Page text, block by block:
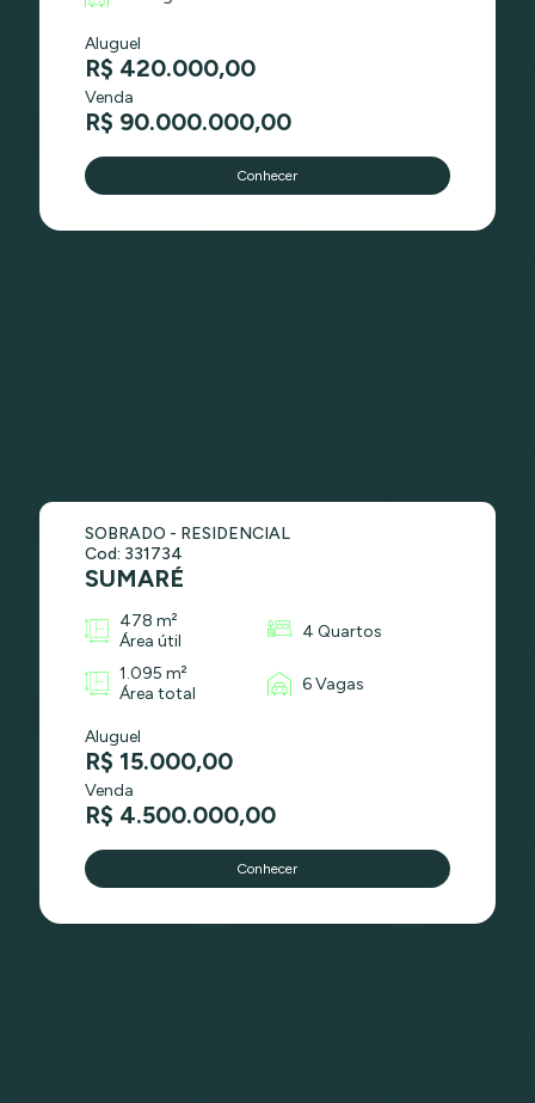
Aluguel
R$ 420.000,00
Venda
R$ 90.000.000,00
Conhecer
SOBRADO - RESIDENCIAL
Cod: 331734
SUMARÉ
478 m²
Área útil
4 Quartos
1.095 m²
Área total
6 Vagas
Aluguel
R$ 15.000,00
Venda
R$ 4.500.000,00
Conhecer